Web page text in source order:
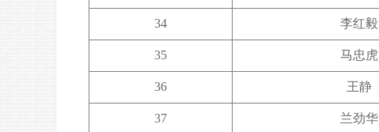
34 李红毅
35 马忠虎
36 王静
37 兰劲华